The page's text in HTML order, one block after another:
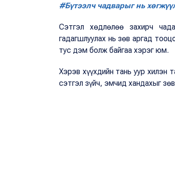
#Бүтээлч чадварыг нь
Сэтгэл хөдлөлөө захирч
гадагшлуулах нь зөв аргад
тус дэм болж байгаа хэрэг юм.
Хэрэв хүүхдийн тань уур
сэтгэл зүйч, эмчид хандахыг